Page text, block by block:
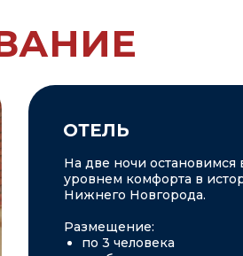
На две ночи остановимся
уровнем комфорта в
Нижнего Новгорода.
Размещение:
по 3 человека
ОТЕЛЬ